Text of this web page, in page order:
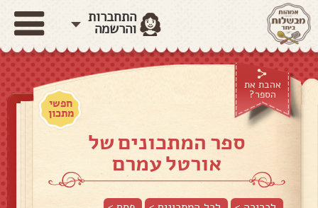
התחברות
והרשמה
אהבת את
הספר?
חפשי
מתכון
ספר המתכונים של
אורטל עמרם